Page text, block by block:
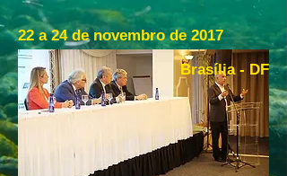
22 a 24 de novembro de 2017
Brasília - DF